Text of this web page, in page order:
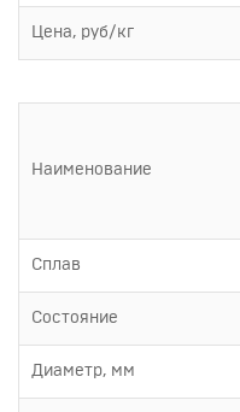
Цена, руб/кг
Наименование
Сплав
Состояние
Диаметр, мм